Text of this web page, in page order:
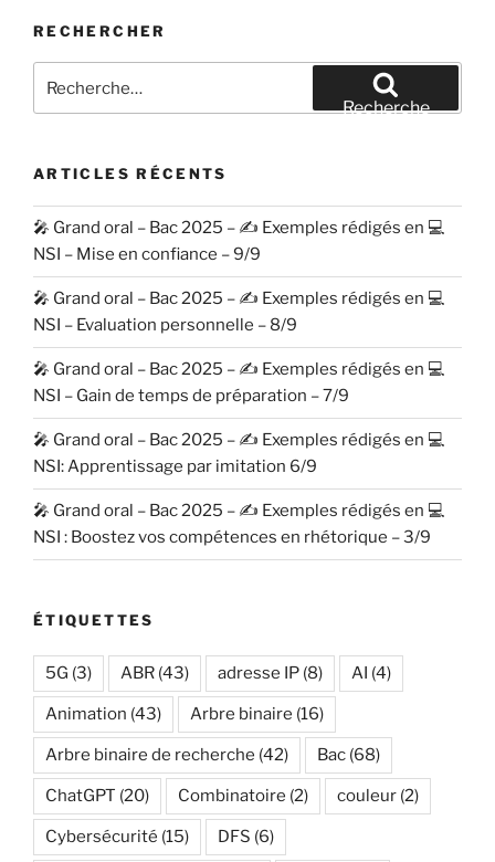
RECHERCHER
pour
Recherche
ARTICLES RÉCENTS
🎤 Grand oral – Bac 2025 – ✍️ Exemples rédigés en 💻
NSI – Mise en confiance – 9/9
🎤 Grand oral – Bac 2025 – ✍️ Exemples rédigés en 💻
NSI – Evaluation personnelle – 8/9
🎤 Grand oral – Bac 2025 – ✍️ Exemples rédigés en 💻
NSI – Gain de temps de préparation – 7/9
🎤 Grand oral – Bac 2025 – ✍️ Exemples rédigés en 💻
NSI: Apprentissage par imitation 6/9
🎤 Grand oral – Bac 2025 – ✍️ Exemples rédigés en 💻
NSI : Boostez vos compétences en rhétorique – 3/9
ÉTIQUETTES
5G (3) ABR (43) adresse IP (8) AI (4)
Animation (43) Arbre binaire (16)
Arbre binaire de recherche (42) Bac (68)
ChatGPT (20) Combinatoire (2) couleur (2)
Cybersécurité (15) DFS (6)